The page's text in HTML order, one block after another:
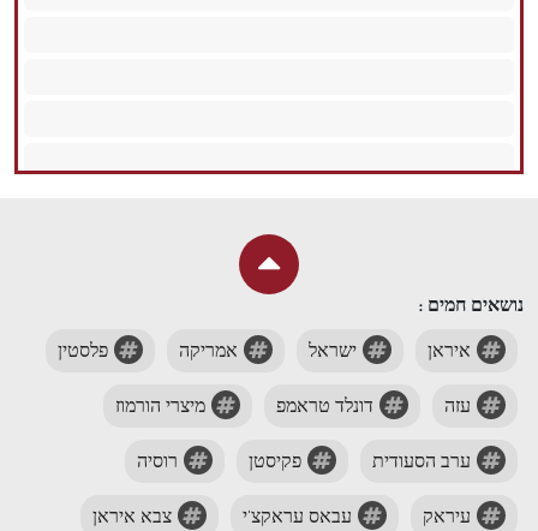
נושאים חמים :
איראן ישראל אמריקה פלסטין
עזה דונלד טראמפ מיצרי הורמוז
ערב הסעודית פקיסטן רוסיה
עיראק עבאס עראקצ'י צבא איראן